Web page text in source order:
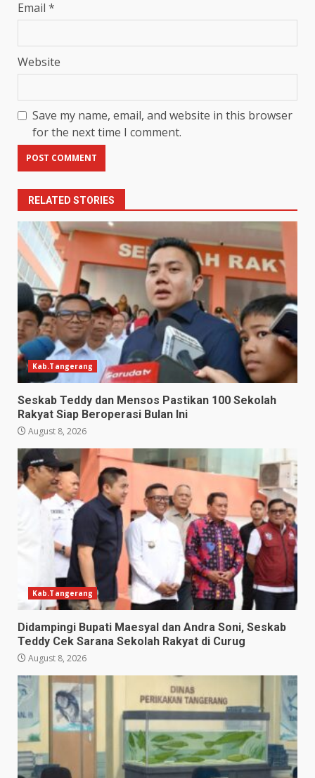
Email *
Website
Save my name, email, and website in this browser
for the next time I comment.
RELATED STORIES
Kab.Tangerang
Seskab Teddy dan Mensos Pastikan 100 Sekolah
Rakyat Siap Beroperasi Bulan Ini
August 8, 2026
Kab.Tangerang
Didampingi Bupati Maesyal dan Andra Soni, Seskab
Teddy Cek Sarana Sekolah Rakyat di Curug
August 8, 2026